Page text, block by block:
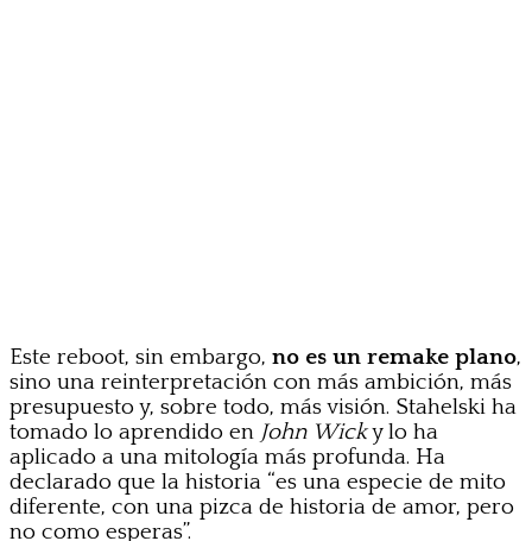
Este reboot, sin embargo, no es un remake plano,
sino una reinterpretación con más ambición, más
presupuesto y, sobre todo, más visión. Stahelski ha
tomado lo aprendido en John Wicky lo ha
aplicado a una mitología más profunda. Ha
declarado que la historia “es una especie de mito
diferente, con una pizca de historia de amor, pero
no como esperas”.